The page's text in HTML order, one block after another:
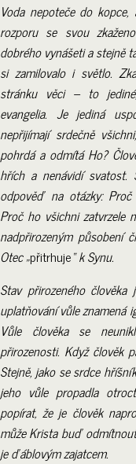
Voda nepoteče do
rozporu se svou
dobrého vynášeti a stejně
si zamilovalo i světlo.
stránku věci – to
evangelia. Je jediná
nepřijímají srdečně
pohrdá a odmítá Ho?
hřích a nenávidí svatost.
odpověď na otázky:
Proč ho všichni zatvrzele
nadpřirozeným působení
Otec „přitrhuje“ k Synu.
Stav přirozeného
uplatňování vůle znamená
Vůle člověka se
přirozenosti. Když člověk
Stejně, jako se srdce
jeho vůle propadla
popírat, že je člověk
může Krista buď
je ďáblovým zajatcem.